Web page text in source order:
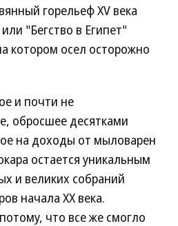
горельеф XV века
"Бегство в Египет"
котором осел осторожно
и почти не
обросшее десятками
на доходы от мыловарен
остается уникальным
и великих собраний
начала ХХ века.
что все же смогло